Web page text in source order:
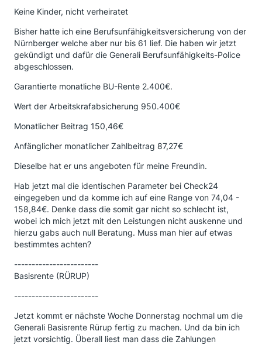
Keine Kinder, nicht verheiratet
Bisher hatte ich eine Berufsunfähigkeitsversicherung von der
Nürnberger welche aber nur bis 61 lief. Die haben wir jetzt
gekündigt und dafür die Generali Berufsunfähigkeits-Police
abgeschlossen.
Garantierte monatliche BU-Rente 2.400€.
Wert der Arbeitskrafabsicherung 950.400€
Monatlicher Beitrag 150,46€
Anfänglicher monatlicher Zahlbeitrag 87,27€
Dieselbe hat er uns angeboten für meine Freundin.
Hab jetzt mal die identischen Parameter bei Check24
eingegeben und da komme ich auf eine Range von 74,04 -
158,84€. Denke dass die somit gar nicht so schlecht ist,
wobei ich mich jetzt mit den Leistungen nicht auskenne und
hierzu gabs auch null Beratung. Muss man hier auf etwas
bestimmtes achten?
------------------------
Basisrente (RÜRUP)
------------------------
Jetzt kommt er nächste Woche Donnerstag nochmal um die
Generali Basisrente Rürup fertig zu machen. Und da bin ich
jetzt vorsichtig. Überall liest man dass die Zahlungen